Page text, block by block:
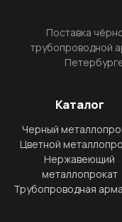
Поставка
трубопроводной
Каталог
Черный
Цветной
Нержавеющий
металлопрокат
Трубопроводная